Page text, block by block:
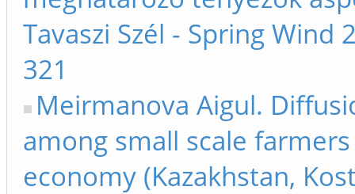
Tavaszi Szél - Spring
321
Meirmanova Aigul.
among small scale
economy (Kazakhstan,